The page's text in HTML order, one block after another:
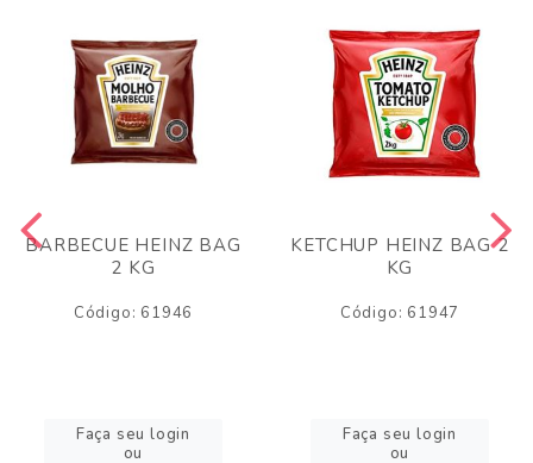
BARBECUE HEINZ BAG
2 KG
Código: 61946
Faça seu login
ou
KETCHUP HEINZ BAG 2
KG
Código: 61947
Faça seu login
ou